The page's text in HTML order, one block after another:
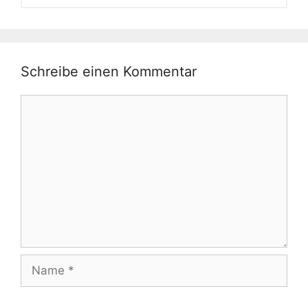
Schreibe einen Kommentar
Kommentar
Name